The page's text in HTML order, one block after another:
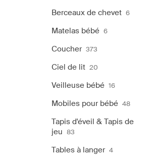
Berceaux de chevet 6
Matelas bébé 6
Coucher 373
Ciel de lit 20
Veilleuse bébé 16
Mobiles pour bébé 48
Tapis d'éveil & Tapis de
jeu 83
Tables à langer 4